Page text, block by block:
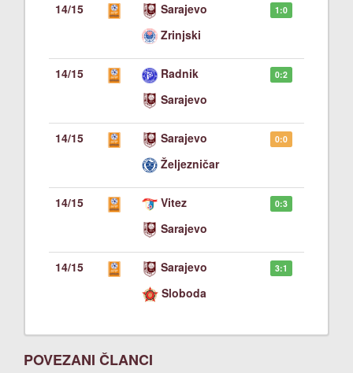
14/15
Sarajevo
Zrinjski
1:0
14/15
Radnik
Sarajevo
0:2
14/15
Sarajevo
Željezničar
0:0
14/15
Vitez
Sarajevo
0:3
14/15
Sarajevo
Sloboda
3:1
POVEZANI ČLANCI